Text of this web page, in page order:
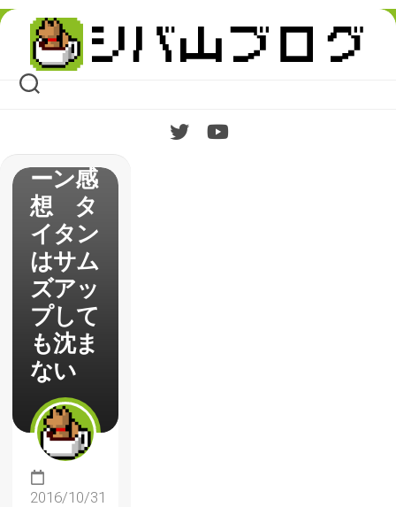
Skip
content
【Tita
nfall2
】シン
ャンペ
ーン感
想 タ
イタン
はサム
ズアッ
プして
も沈ま
ない
2016/10/31